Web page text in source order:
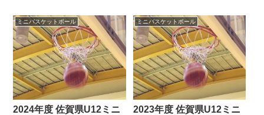
おこなわれました。組合せ・結
果男子ト...
ミニバスケットボール
2024年度 佐賀県U12ミニ
ミニバスケットボール
2023年度 佐賀県U12ミニ